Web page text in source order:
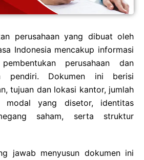
perusahaan yang dibuat oleh
Indonesia mencakup informasi
perusahaan dan
pendiri. Dokumen ini berisi
tujuan dan lokasi kantor, jumlah
modal yang disetor, identitas
saham, serta struktur
jawab menyusun dokumen ini